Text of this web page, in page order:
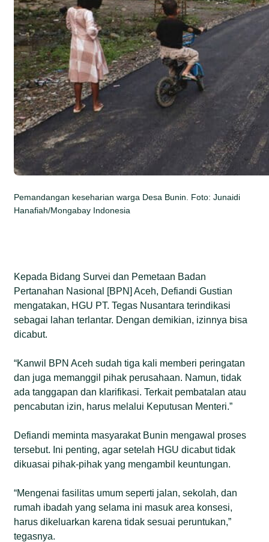
Pemandangan keseharian warga Desa Bunin. Foto: Junaidi
Hanafiah/Mongabay Indonesia
Kepada Bidang Survei dan Pemetaan Badan
Pertanahan Nasional [BPN] Aceh, Defiandi Gustian
mengatakan, HGU PT. Tegas Nusantara terindikasi
sebagai lahan terlantar. Dengan demikian, izinnya bisa
dicabut.
“Kanwil BPN Aceh sudah tiga kali memberi peringatan
dan juga memanggil pihak perusahaan. Namun, tidak
ada tanggapan dan klarifikasi. Terkait pembatalan atau
pencabutan izin, harus melalui Keputusan Menteri.”
Defiandi meminta masyarakat Bunin mengawal proses
tersebut. Ini penting, agar setelah HGU dicabut tidak
dikuasai pihak-pihak yang mengambil keuntungan.
“Mengenai fasilitas umum seperti jalan, sekolah, dan
rumah ibadah yang selama ini masuk area konsesi,
harus dikeluarkan karena tidak sesuai peruntukan,”
tegasnya.